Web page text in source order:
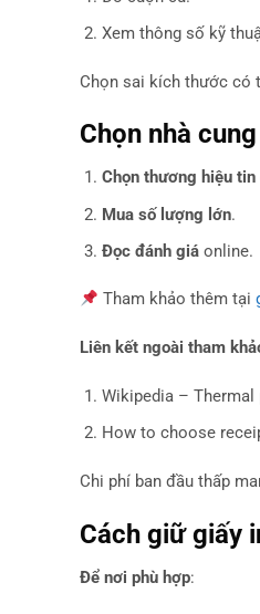
Xem thông số kỹ
Chọn sai kích thước có
Chọn nhà
Chọn thương hiệu tin
Mua số lượng lớn.
Đọc đánh giáonline.
Tham khảo thêm tại
Liên kết ngoài tham
Wikipedia – Thermal
How to choose
Chi phí ban đầu thấp
Cách giữ giấy
Để nơi phù hợp: